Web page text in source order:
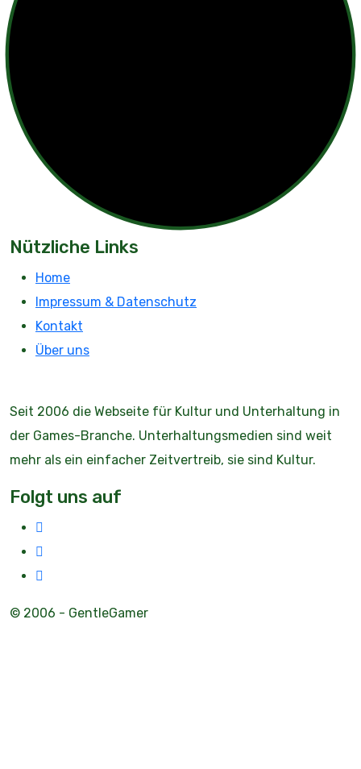
Nützliche Links
Home
Impressum & Datenschutz
Kontakt
Über uns
Seit 2006 die Webseite für Kultur und Unterhaltung in
der Games-Branche. Unterhaltungsmedien sind weit
mehr als ein einfacher Zeitvertreib, sie sind Kultur.
Folgt uns auf
© 2006 - GentleGamer